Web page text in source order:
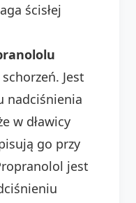
ścisłej
Jest
nadciśnienia
w dławicy
go przy
jest